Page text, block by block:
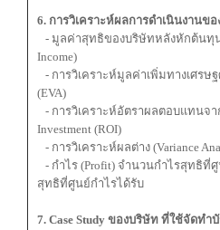
6. การวิเคราะห์ผลการดำเนินงานข
- มูลค่าสุทธิของบริษัทหลังหักต้นทุน
Income)
- การวิเคราะห์มูลค่าเพิ่มทางเศรษฐ
(EVA)
- การวิเคราะห์อัตราผลตอบแทนจา
Investment (ROI)
- การวิเคราะห์ผลต่าง (Variance
- กำไร (Profit) จำนวนกำไรสุทธิที่
สุทธิที่ศูนย์กำไรได้รับ
7. Case Study ของบริษัท ที่ใช้จัดท